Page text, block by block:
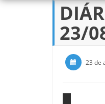
Pular para o conteúdo
23/
23 de